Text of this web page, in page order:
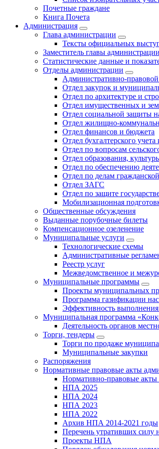
Почетные граждане
Книга Почета
Администрация
Глава администрации
Тексты официальных
Заместитель главы администрации
Статистические данные и
Отделы администрации
Административно-правовой
Отдел закупок и
Отдел по архитектуре и
Отдел имущественных и
Отдел социальной защиты
Отдел жилищно-
Отдел финансов и бюджета
Отдел бухгалтерского учета
Отдел по вопросам
Отдел образования,
Отдел по обеспечению
Отдел по делам
Отдел ЗАГС
Отдел по защите
Мобилизационная
Общественные обсуждения
Выданные порубочные билеты
Компенсационное озеленение
Муниципальные услуги
Технологические схемы
Административные
Реестр услуг
Межведомственное и
Муниципальные программы
Проекты муниципальных
Программа газификации
Эффективность
Муниципальная программа
Деятельность органов
Торги, тендеры
Торги по продаже
Муниципальные закупки
Распоряжения
Нормативные правовые акты
Нормативно-правовые акты
НПА 2025
НПА 2024
НПА 2023
НПА 2022
Архив НПА 2014-2021 годы
Перечень утративших силу
Проекты НПА